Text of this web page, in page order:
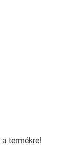
termékre!